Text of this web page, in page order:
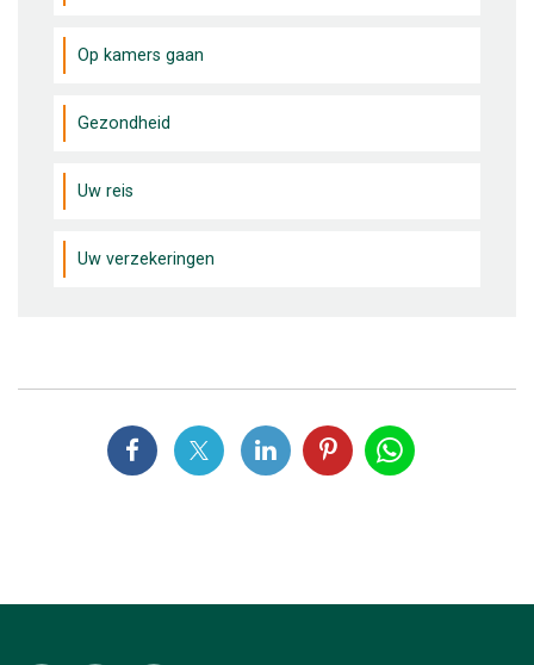
Op kamers gaan
Gezondheid
Uw reis
Uw verzekeringen